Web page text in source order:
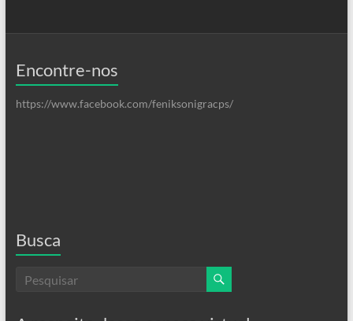
Encontre-nos
https://www.facebook.com/feniksonigracps/
Busca